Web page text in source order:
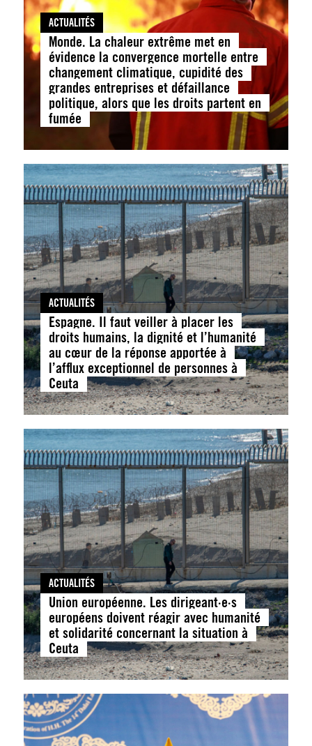
ACTUALITÉS
Monde. La chaleur extrême met en
évidence la convergence mortelle entre
changement climatique, cupidité des
grandes entreprises et défaillance
politique, alors que les droits partent en
fumée
ACTUALITÉS
Espagne. Il faut veiller à placer les
droits humains, la dignité et l’humanité
au cœur de la réponse apportée à
l’afflux exceptionnel de personnes à
Ceuta
ACTUALITÉS
Union européenne. Les dirigeant·e·s
européens doivent réagir avec humanité
et solidarité concernant la situation à
Ceuta